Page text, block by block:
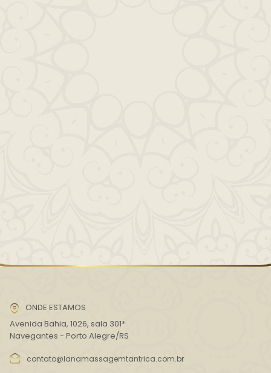
ONDE ESTAMOS
Avenida Bahia, 1026, sala 301*
Navegantes - Porto Alegre/RS
contato@lanamassagemtantrica.com.br